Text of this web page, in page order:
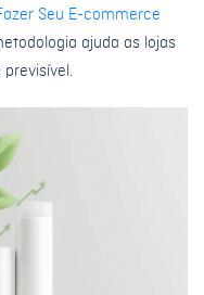
Seu E-commerce
ajuda as lojas